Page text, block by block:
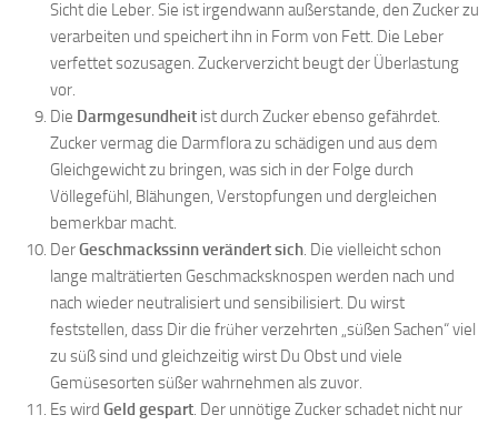
Sicht die Leber. Sie ist irgendwann außerstande, den Zucker zu
verarbeiten und speichert ihn in Form von Fett. Die Leber
verfettet sozusagen. Zuckerverzicht beugt der Überlastung
vor.
Die Darmgesundheit ist durch Zucker ebenso gefährdet.
Zucker vermag die Darmflora zu schädigen und aus dem
Gleichgewicht zu bringen, was sich in der Folge durch
Völlegefühl, Blähungen, Verstopfungen und dergleichen
bemerkbar macht.
DerGeschmackssinn verändert sich. Die vielleicht schon
lange malträtierten Geschmacksknospen werden nach und
nach wieder neutralisiert und sensibilisiert. Du wirst
feststellen, dass Dir die früher verzehrten „süßen Sachen“ viel
zu süß sind und gleichzeitig wirst Du Obst und viele
Gemüsesorten süßer wahrnehmen als zuvor.
Es wird Geld gespart. Der unnötige Zucker schadet nicht nur